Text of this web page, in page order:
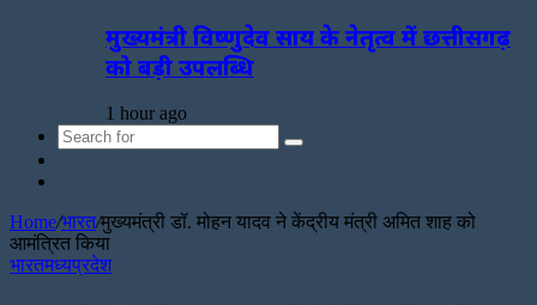
मुख्यमंत्री विष्णुदेव साय के नेतृत्व में छत्तीसगढ़
को बड़ी उपलब्धि
1 hour ago
Search
Home/भारत/मुख्यमंत्री डॉ. मोहन यादव ने केंद्रीय मंत्री अमित शाह को
आमंत्रित किया
भारतमध्यप्रदेश